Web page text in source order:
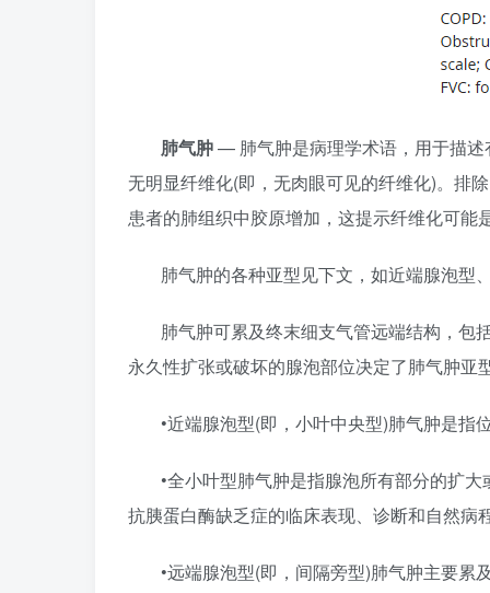
肺气肿— 肺气肿是病理学术语，用于描述
无明显纤维化(即，无肉眼可见的纤维化)。排
患者的肺组织中胶原增加，这提示纤维化可
肺气肿的各种亚型见下文，如近端腺泡型
肺气肿可累及终末细支气管远端结构，包
永久性扩张或破坏的腺泡部位决定了肺气肿亚
•近端腺泡型(即，小叶中央型)肺气肿是
•全小叶型肺气肿是指腺泡所有部分的扩
抗胰蛋白酶缺乏症的临床表现、诊断和自然病
•远端腺泡型(即，间隔旁型)肺气肿主要